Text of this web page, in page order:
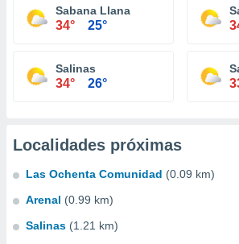
Sabana Llana
34° 25°
Salinas
34° 26°
Localidades próximas
Las Ochenta Comunidad (0.09 km)
Arenal (0.99 km)
Salinas (1.21 km)